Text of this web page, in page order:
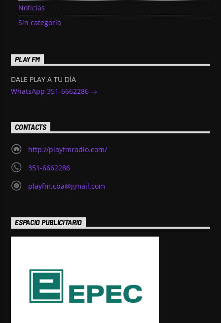
Noticias
Sin categoría
PLAY FM
DALE PLAY A TU DÍA
WhatsApp 351-6662286
CONTACTS
http://playfmradio.com/
351-6662286
playfm.cba@gmail.com
ESPACIO PUBLICITARIO